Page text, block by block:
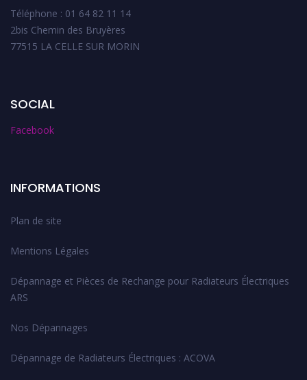
Téléphone : 01 64 82 11 14
2bis Chemin des Bruyères
77515 LA CELLE SUR MORIN
SOCIAL
Facebook
INFORMATIONS
Plan de site
Mentions Légales
Dépannage et Pièces de Rechange pour Radiateurs Électriques
ARS
Nos Dépannages
Dépannage de Radiateurs Électriques : ACOVA